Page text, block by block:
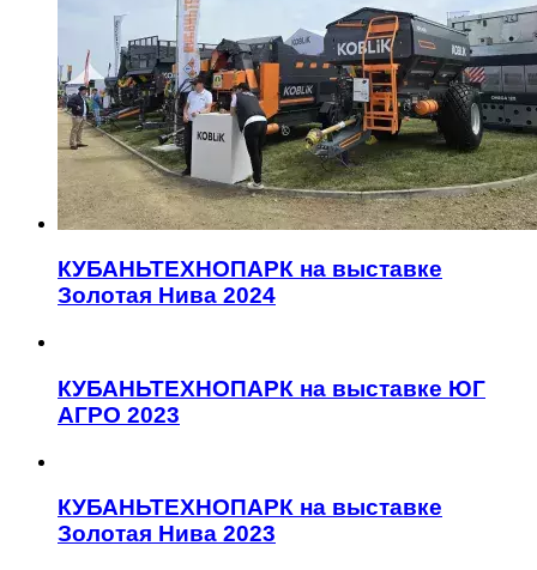
КУБАНЬТЕХНОПАРК на выставке
Золотая Нива 2024
КУБАНЬТЕХНОПАРК на выставке ЮГ
АГРО 2023
КУБАНЬТЕХНОПАРК на выставке
Золотая Нива 2023